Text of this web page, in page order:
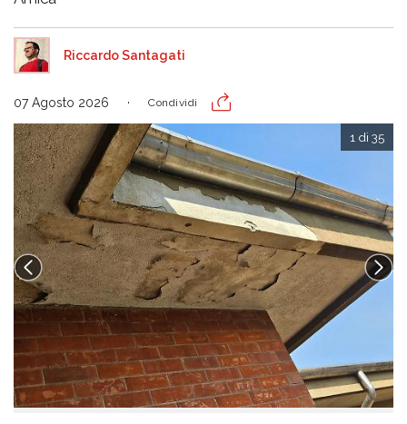
Riccardo Santagati
07 Agosto 2026 Condividi
1 di 35